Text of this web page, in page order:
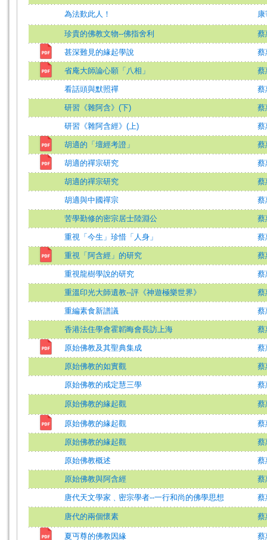
為法歎此人！ 康
珍貴的佛教文物--佛指舍利 蔡
甚深難見的緣起學說 蔡
省庵大師論心願「八相」 蔡
看話頭與默照禪 蔡
研習《雜阿含》(下) 蔡
研習《雜阿含經》(上) 蔡
胡適的「壇經考證」 蔡
胡適的禪宗研究 蔡
胡適的禪宗研究 蔡
胡適與中國禪宗 蔡
苦學勤修的密宗居士陸淵公 蔡
重視「今生」珍惜「人身」 蔡
重視「阿含經」的研究 蔡
重視龍樹學說的研究 蔡
重溫印光大師遺教--評《神遊極樂世界》 蔡
重編素食新譜議 蔡
香港法住學會霍韜晦會長訪上海 蔡
原始佛教及其聖典集成 蔡
原始佛教的如實觀 蔡
原始佛教的戒定慧三學 蔡
原始佛教的緣起觀 蔡
原始佛教的緣起觀 蔡
原始佛教的緣起觀 蔡
原始佛教概述 蔡
原始佛教與阿含經 蔡
唐代天文學家﹑密宗學者--一行和尚的佛學思想 蔡
唐代的兩個懷素 蔡
夏丏尊的佛教因緣 蔡